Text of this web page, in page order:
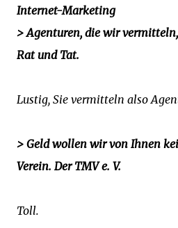
Internet-Marketing
> Agenturen, die wir
Rat und Tat.
Lustig, Sie vermitteln also
> Geld wollen wir von Ihnen
Verein. Der TMV e. V.
Toll.